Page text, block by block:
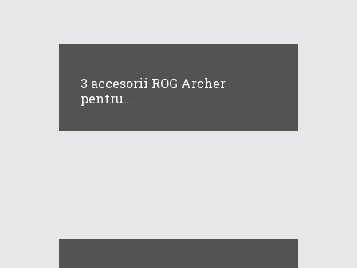
3 accesorii ROG Archer
pentru...